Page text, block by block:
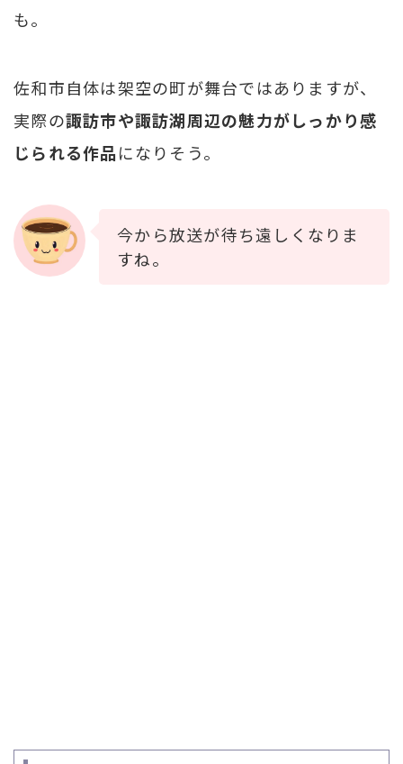
も。
佐和市自体は架空の町が舞台ではありますが、
実際の諏訪市や諏訪湖周辺の魅力がしっかり感
じられる作品になりそう。
今から放送が待ち遠しくなりま
すね。